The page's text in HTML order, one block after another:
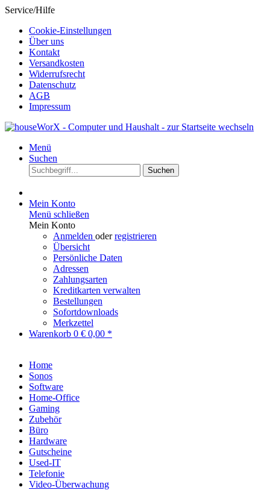
Service/Hilfe
Cookie-Einstellungen
Über uns
Kontakt
Versandkosten
Widerrufsrecht
Datenschutz
AGB
Impressum
Menü
Suchen
Suchen
Mein Konto
Menü schließen
Mein Konto
Anmelden oderregistrieren
Übersicht
Persönliche Daten
Adressen
Zahlungsarten
Kreditkarten verwalten
Bestellungen
Sofortdownloads
Merkzettel
Warenkorb 0 € 0,00 *
Home
Sonos
Software
Home-Office
Gaming
Zubehör
Büro
Hardware
Gutscheine
Used-IT
Telefonie
Video-Überwachung